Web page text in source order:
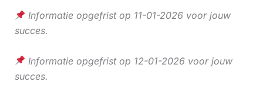
Informatie opgefrist op 11-01-2026 voor jouw
succes.
Informatie opgefrist op 12-01-2026 voor jouw
succes.